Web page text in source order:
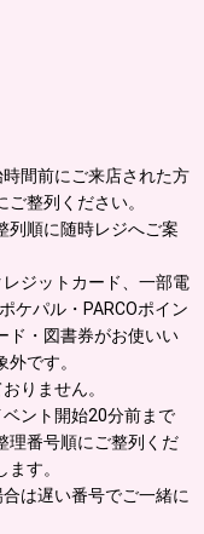
間前にご来店された方
整列ください。
列順に随時レジへご案
ジットカード、一部電
ケパル・PARCOポイン
ド・図書券がお使いい
です。
りません。
ント開始20分前まで
理番号順にご整列くだ
す。
は遅い番号でご一緒に